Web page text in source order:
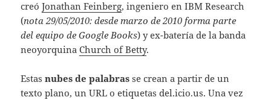
creóJonathan Feinberg, ingeniero en IBM Research
(nota 29/05/2010: desde marzo de 2010 forma parte
del equipo de Google Books) y ex-batería de la banda
neoyorquinaChurch of Betty.
Estasnubes de palabrasse crean a partir de un
texto plano, un URL o etiquetas del.icio.us. Una vez